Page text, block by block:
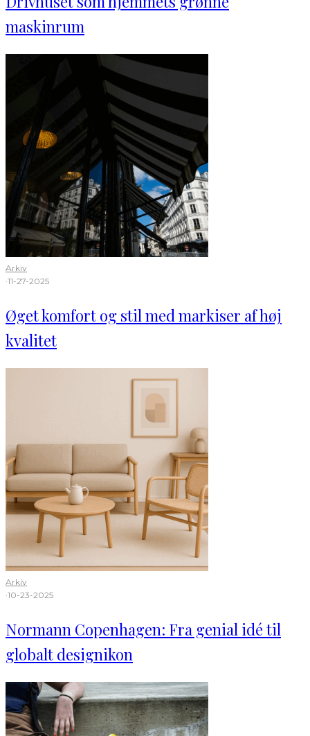
maskinrum
Arkiv
·11-27-2025
Øget komfort og stil med markiser af høj
kvalitet
Arkiv
·10-23-2025
Normann Copenhagen: Fra genial idé til
globalt designikon